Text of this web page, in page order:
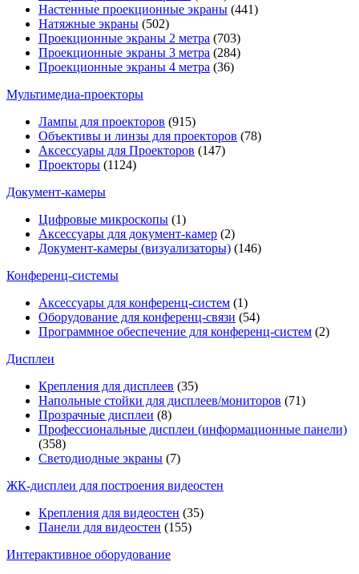
Настенные проекционные экраны (441)
Натяжные экраны (502)
Проекционные экраны 2 метра (703)
Проекционные экраны 3 метра (284)
Проекционные экраны 4 метра (36)
Мультимедиa-проекторы
Лампы для проекторов (915)
Объективы и линзы для проекторов (78)
Аксессуары для Проекторов (147)
Проекторы (1124)
Документ-камеры
Цифровые микроскопы (1)
Аксессуары для документ-камер (2)
Документ-камеры (визуализаторы) (146)
Конференц-системы
Аксессуары для конференц-систем (1)
Оборудование для конференц-связи (54)
Программное обеспечение для конференц-систем (2)
Дисплеи
Крепления для дисплеев (35)
Напольные стойки для дисплеев/мониторов (71)
Прозрачные дисплеи (8)
Профессиональные дисплеи (информационные панели)
(358)
Светодиодные экраны (7)
ЖК-дисплеи для построения видеостен
Крепления для видеостен (35)
Панели для видеостен (155)
Интерактивное оборудование